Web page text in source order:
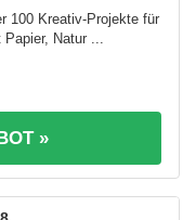
100 Kreativ-Projekte für
Papier, Natur ...
»